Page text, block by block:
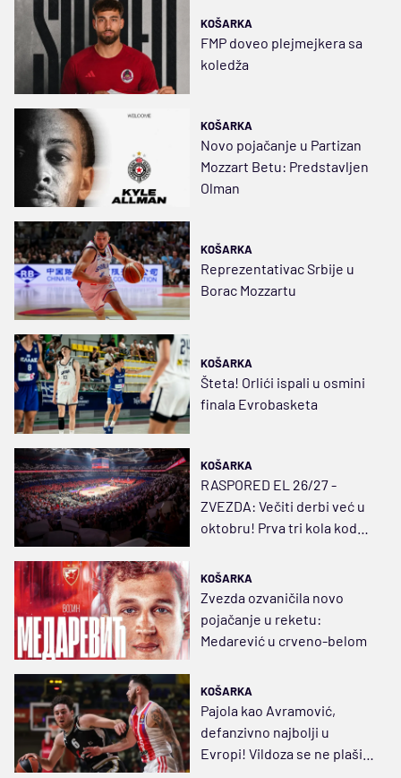
KOŠARKA
FMP doveo plejmejkera sa
koledža
KOŠARKA
Novo pojačanje u Partizan
Mozzart Betu: Predstavljen
Olman
KOŠARKA
Reprezentativac Srbije u
Borac Mozzartu
KOŠARKA
Šteta! Orlići ispali u osmini
finala Evrobasketa
KOŠARKA
RASPORED EL 26/27 -
ZVEZDA: Večiti derbi već u
oktobru! Prva tri kola kod
KOŠARKA
Zvezda ozvaničila novo
pojačanje u reketu:
Medarević u crveno-belom
KOŠARKA
Pajola kao Avramović,
defanzivno najbolji u
Evropi! Vildoza se ne plaši